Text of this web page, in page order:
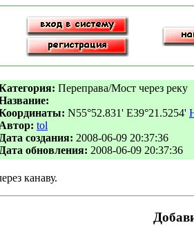
Переправа/Мост через реку
N55°52.831' E39°21.5254'
Автор: tol
Дата создания: 2008-06-09 20:37:36
Дата обновления: 2008-06-09 20:37:36
канаву.